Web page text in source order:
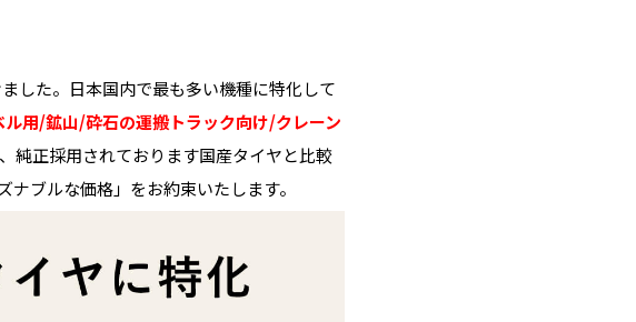
した。日本国内で最も多い機種に特化して
用/鉱山/砕石の運搬トラック向け/クレーン
純正採用されております国産タイヤと比較
ブルな価格」をお約束いたします。